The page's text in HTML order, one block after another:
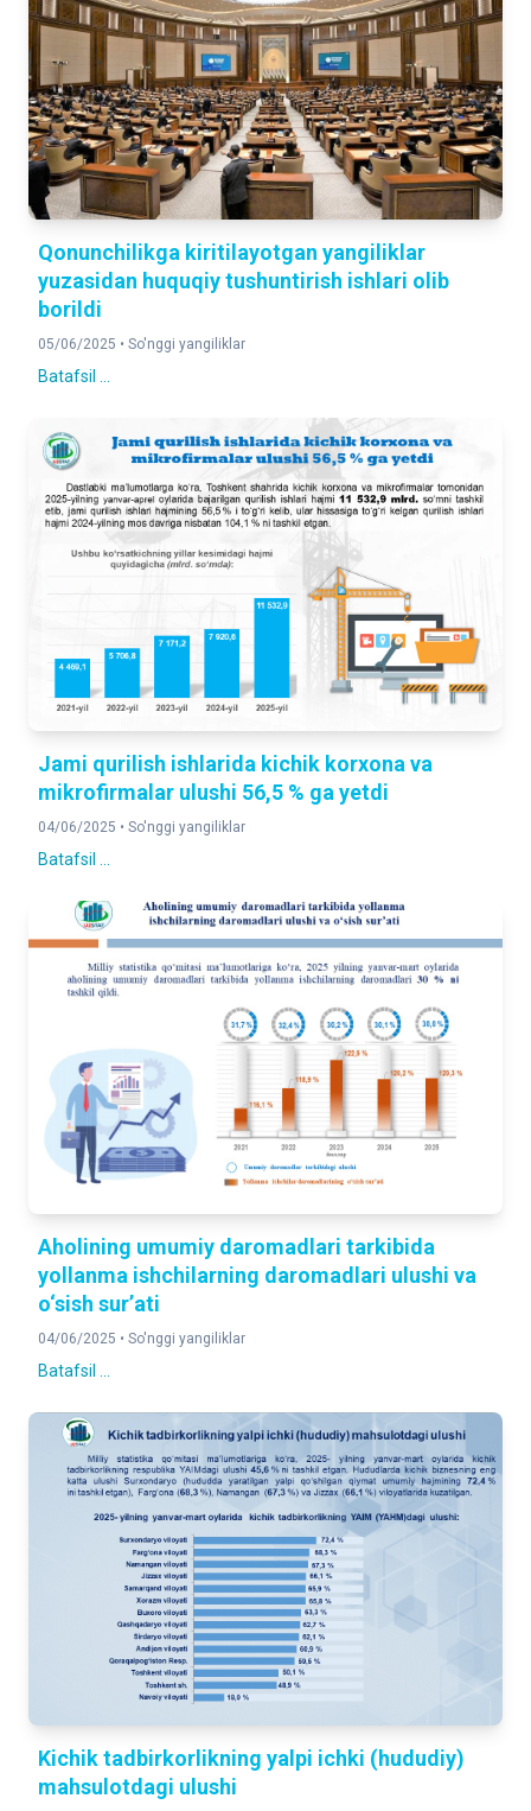
Qonunchilikga kiritilayotgan yangiliklar
yuzasidan huquqiy tushuntirish ishlari olib
borildi
05/06/2025 • So'nggi yangiliklar
Batafsil ...
Jami qurilish ishlarida kichik korxona va
mikrofirmalar ulushi 56,5 % ga yetdi
04/06/2025 • So'nggi yangiliklar
Batafsil ...
Aholining umumiy daromadlari tarkibida
yollanma ishchilarning daromadlari ulushi va
o‘sish sur’ati
04/06/2025 • So'nggi yangiliklar
Batafsil ...
Kichik tadbirkorlikning yalpi ichki (hududiy)
mahsulotdagi ulushi